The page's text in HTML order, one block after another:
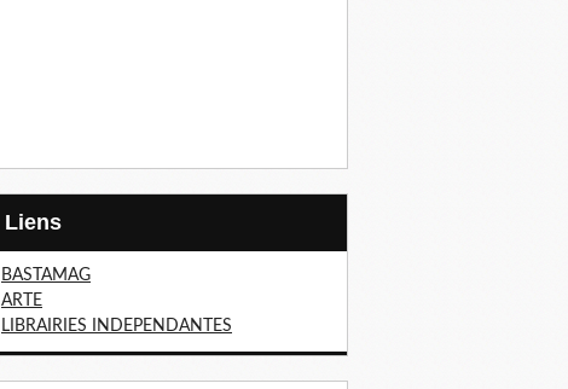
Liens
BASTAMAG
ARTE
LIBRAIRIES INDEPENDANTES